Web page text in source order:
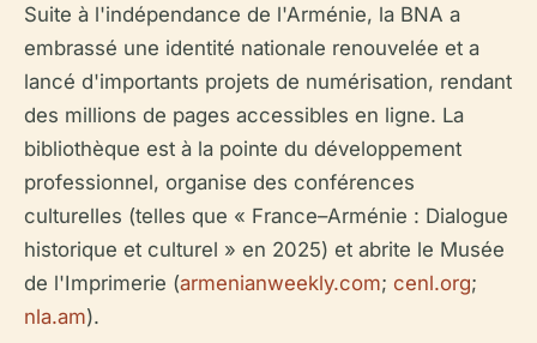
Suite à l'indépendance de l'Arménie, la BNA a
embrassé une identité nationale renouvelée et a
lancé d'importants projets de numérisation, rendant
des millions de pages accessibles en ligne. La
bibliothèque est à la pointe du développement
professionnel, organise des conférences
culturelles (telles que « France–Arménie : Dialogue
historique et culturel » en 2025) et abrite le Musée
de l'Imprimerie (armenianweekly.com; cenl.org;
nla.am).